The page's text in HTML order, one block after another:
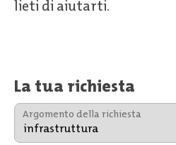
lieti di aiutarti.
La tua richiesta
Argomento della richiesta